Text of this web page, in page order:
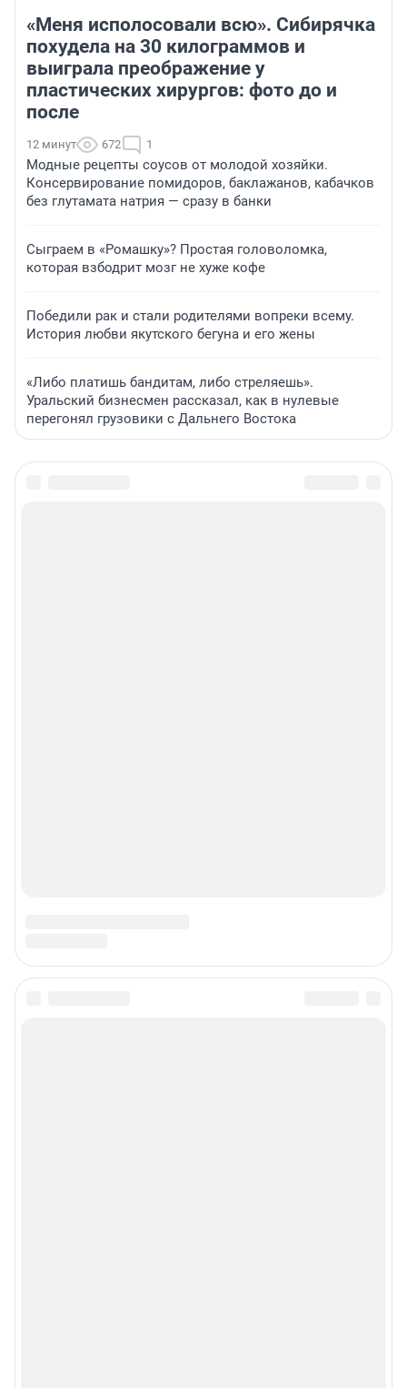
«Меня исполосовали всю». Сибирячка
похудела на 30 килограммов и
выиграла преображение у
пластических хирургов: фото до и
после
12 минут 672 1
Модные рецепты соусов от молодой хозяйки.
Консервирование помидоров, баклажанов, кабачков
без глутамата натрия — сразу в банки
Сыграем в «Ромашку»? Простая головоломка,
которая взбодрит мозг не хуже кофе
Победили рак и стали родителями вопреки всему.
История любви якутского бегуна и его жены
«Либо платишь бандитам, либо стреляешь».
Уральский бизнесмен рассказал, как в нулевые
перегонял грузовики с Дальнего Востока